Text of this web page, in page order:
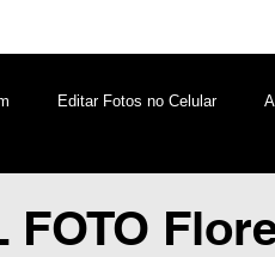
Editar Fotos no Celular